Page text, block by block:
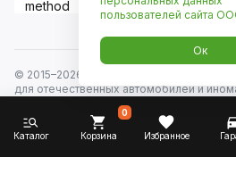
© 2015–2026
для отечественных автомобилей и
носит исключительно информационный
публичной офертой, определяемой
ст. 437 Гражданского кодекса РФ. Все
Каталог Корзина
0
Избранное
пользователей сайта
Ок